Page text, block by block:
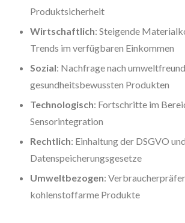
Produktsicherheit
Wirtschaftlich: Steigende
Trends im verfügbaren Einkommen
Sozial: Nachfrage nach
gesundheitsbewussten Produkten
Technologisch: Fortschritte im
Sensorintegration
Rechtlich: Einhaltung der DSGVO
Datenspeicherungsgesetze
Umweltbezogen:
kohlenstoffarme Produkte